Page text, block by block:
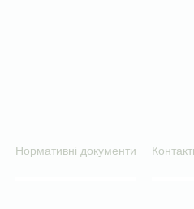
Нормативні документи